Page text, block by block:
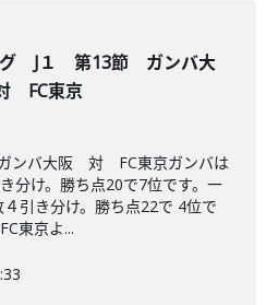
グ J１ 第13節 ガンバ大
FC東京
バ大阪 対 FC東京ガンバは
分け。勝ち点20で7位です。一
引き分け。勝ち点22で 4位で
東京よ...